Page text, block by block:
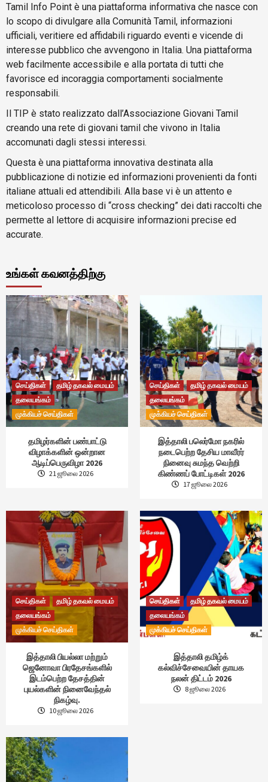
Tamil Info Point è una piattaforma informativa che nasce con
lo scopo di divulgare alla Comunità Tamil, informazioni
ufficiali, veritiere ed affidabili riguardo eventi e vicende di
interesse pubblico che avvengono in Italia. Una piattaforma
web facilmente accessibile e alla portata di tutti che
favorisce ed incoraggia comportamenti socialmente
responsabili.
Il TIP è stato realizzato dall’Associazione Giovani Tamil
creando una rete di giovani tamil che vivono in Italia
accomunati dagli stessi interessi.
Questa è una piattaforma innovativa destinata alla
pubblicazione di notizie ed informazioni provenienti da fonti
italiane attuali ed attendibili. Alla base vi è un attento e
meticoloso processo di “cross checking” dei dati raccolti che
permette al lettore di acquisire informazioni precise ed
accurate.
உங்கள் கவனத்திற்கு
செய்திகள்
தமிழ் தகவல் மையம்
தலையங்கம்
முக்கியச் செய்திகள்
தமிழர்களின் பண்பாட்டு
விழாக்களின் ஒன்றான
ஆடிப்பெருவிழா 2026
21 ஜூலை 2026
செய்திகள்
தமிழ் தகவல் மையம்
தலையங்கம்
முக்கியச் செய்திகள்
இத்தாலி பலெர்மோ நகரில்
நடைபெற்ற தேசிய மாவீரர்
நினைவு சுமந்த வெற்றி
கிண்ணப் போட்டிகள் 2026
17 ஜூலை 2026
செய்திகள்
தமிழ் தகவல் மையம்
தலையங்கம்
முக்கியச் செய்திகள்
இத்தாலி பியல்லா மற்றும்
ஜெனோவா பிரதேசங்களில்
இடம்பெற்ற தேசத்தின்
புயல்களின் நினைவேந்தல்
நிகழ்வு.
10 ஜூலை 2026
செய்திகள்
தமிழ் தகவல் மையம்
தலையங்கம்
முக்கியச் செய்திகள்
இத்தாலி தமிழ்க்
கல்விச்சேவையின் தாயக
நலன் திட்டம் 2026
8 ஜூலை 2026